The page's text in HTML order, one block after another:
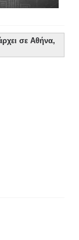
σε Αθήνα,